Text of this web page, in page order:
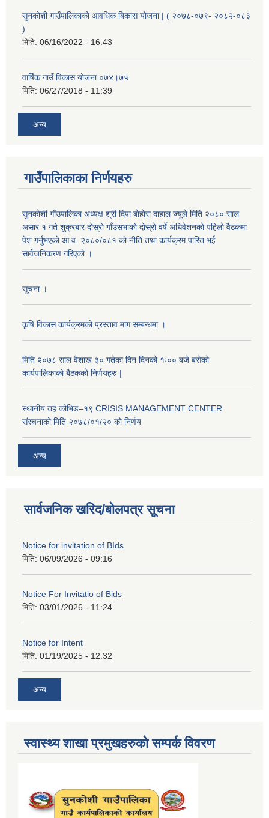
सुनकोशी गाउँपालिकाको आवधिक बिकास योजना | ( २०७८-०७९- २०८२-०८३
)
मिति: 06/16/2022 - 16:43
वार्षिक गाउँ विकास योजना ०७४।७५
मिति: 06/27/2018 - 11:39
अन्य
गाउँपालिकाका निर्णयहरु
सुनकाेशी गाँउपालिका अध्यक्ष श्री दिपा बाेहाेरा दाहाल ज्यूले मिति २०८० साल
असार १ गते शुक्रबार दाेस्राे गाँउसभाकाे दाेस्राे वर्षे अधिवेशनकाे पहिलाे वैठकमा
पेश गर्नुभएकाे आ.व. २०८०/०८१ काे नीति तथा कार्यक्रम पारित भई
सार्वजनिकरण गरिएकाे ।
सूचना ।
कृषि विकास कार्यक्रमको प्रस्ताव माग सम्बन्धमा ।
मिति २०७८ साल वैशाख ३० गतेका दिन दिनको १ः०० बजे बसेको
कार्यपालिकाको बैठकको निर्णयहरु |
स्थानीय तह कोभिड–१९ CRISIS MANAGEMENT CENTER
संरचनाको मिति २०७८/०१/२० को निर्णय
अन्य
सार्वजनिक खरिद/बोलपत्र सूचना
Notice for invitation of BIds
मिति: 06/09/2026 - 09:16
Notice For Invitatio of Bids
मिति: 03/01/2026 - 11:24
Notice for Intent
मिति: 01/19/2025 - 12:32
अन्य
स्वास्थ्य शाखा प्रमुखहरुको सम्पर्क विवरण